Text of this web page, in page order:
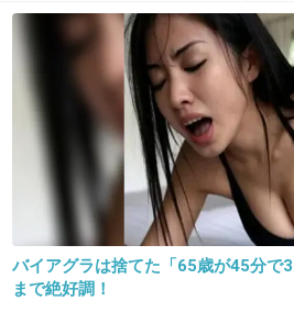
出典：s.cinematoday.jp
2013/05/28(火) 16:01:08
オタに金を出させるため、
るだけ。
バイアグラは捨てた「65歳が45分で
まで絶好調！